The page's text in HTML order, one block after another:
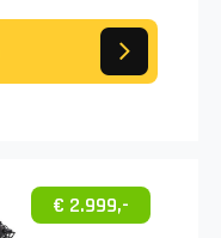
€ 2.999,-